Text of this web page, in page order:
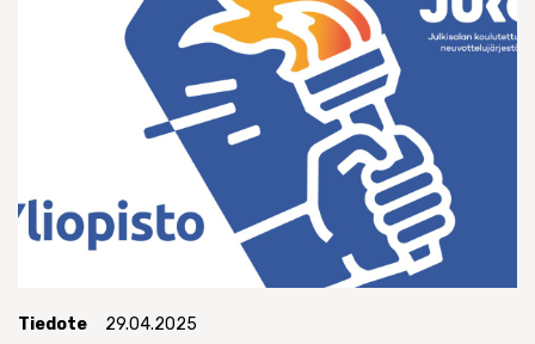
Tiedote 29.04.2025